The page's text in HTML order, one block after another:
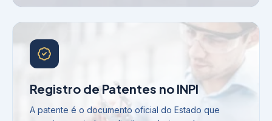
Registro de Patentes no INPI
A patente é o documento oficial do Estado que